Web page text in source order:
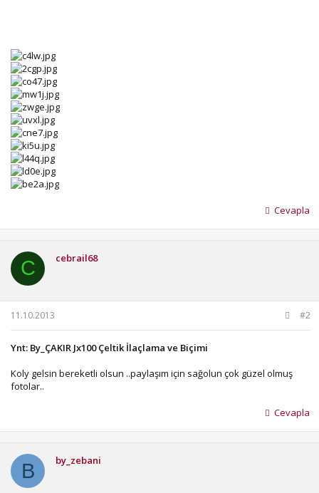
Cevapla
C cebrail68
11.10.2013 #2
Ynt: By_ÇAKIR Jx100 Çeltik İlaçlama ve Biçimi
Koly gelsin bereketli olsun ..paylaşım için sağolun çok güzel olmuş
fotolar..
Cevapla
B by_zebani